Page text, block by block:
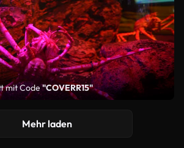
mit Code"COVERR15"
Mehr laden